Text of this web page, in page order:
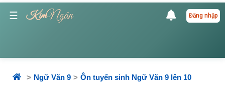
☰ KimNgân Đăng nhập
Ngữ Văn 9 Ôn tuyển sinh Ngữ Văn 9 lên 10